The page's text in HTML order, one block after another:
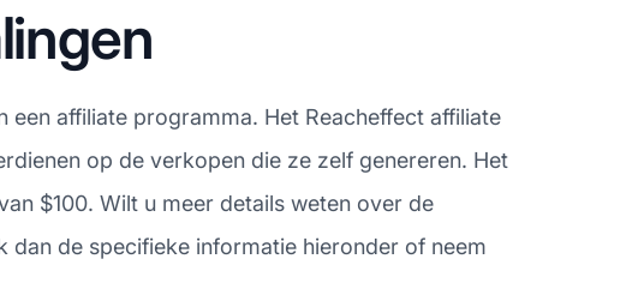
affiliate programma. Het Reacheffect affiliate
op de verkopen die ze zelf genereren. Het
$100. Wilt u meer details weten over de
dan de specifieke informatie hieronder of neem